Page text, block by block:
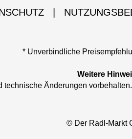
* Unverbindliche
Weitere
technische Änderungen
© Der Radl-Markt